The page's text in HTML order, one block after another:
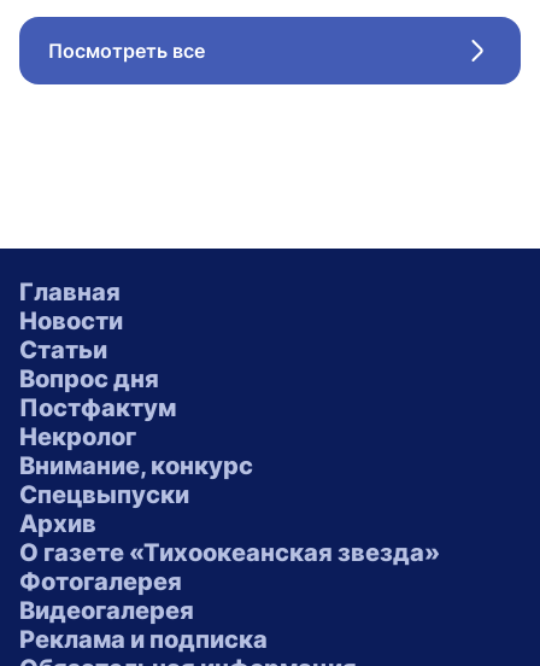
Посмотреть все
Главная
Новости
Статьи
Вопрос дня
Постфактум
Некролог
Внимание, конкурс
Спецвыпуски
Архив
О газете «Тихоокеанская звезда»
Фотогалерея
Видеогалерея
Реклама и подписка